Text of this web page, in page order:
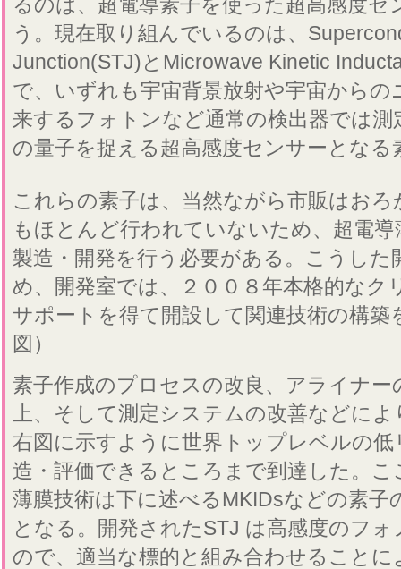
う。現在取り組んでいるのは、
Junction(STJ)とMicrowave Kinetic
で、いずれも宇宙背景放射や宇宙からの
来するフォトンなど通常の検出器では
の量子を捉える超高感度センサーとなる
これらの素子は、当然ながら市販はお
もほとんど行われていないため、超電
製造・開発を行う必要がある。こうした
め、開発室では、２００８年本格的なク
サポートを得て開設して関連技術の構築
図）
素子作成のプロセスの改良、アライナー
上、そして測定システムの改善などに
右図に示すように世界トップレベルの
造・評価できるところまで到達した。こ
薄膜技術は下に述べるMKIDsなどの素子
となる。開発されたSTJ は高感度のフ
ので、適当な標的と組み合わせること